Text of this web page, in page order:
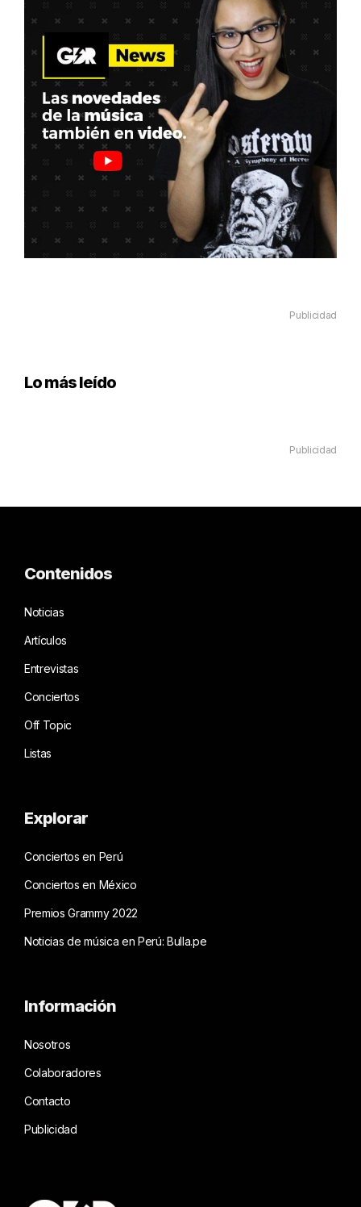
Publicidad
Lo más leído
Publicidad
Contenidos
Noticias
Artículos
Entrevistas
Conciertos
Off Topic
Listas
Explorar
Conciertos en Perú
Conciertos en México
Premios Grammy 2022
Noticias de música en Perú: Bulla.pe
Información
Nosotros
Colaboradores
Contacto
Publicidad